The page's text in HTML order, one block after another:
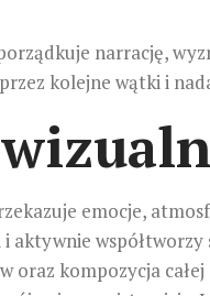
narrację,
kolejne wątki i
emocje,
oraz kompozycja